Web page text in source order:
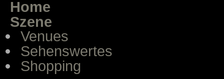
Home
Szene
Venues
Sehenswertes
Shopping